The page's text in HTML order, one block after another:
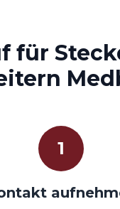
für
1